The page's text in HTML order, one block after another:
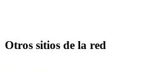
Otros sitios de la red